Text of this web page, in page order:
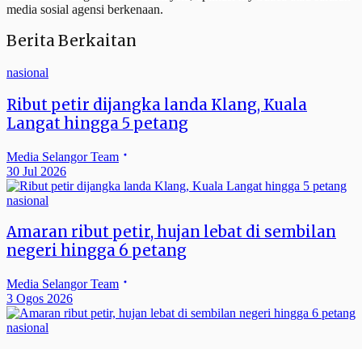
media sosial agensi berkenaan.
Berita Berkaitan
nasional
Ribut petir dijangka landa Klang, Kuala
Langat hingga 5 petang
Media Selangor Team
30 Jul 2026
nasional
Amaran ribut petir, hujan lebat di sembilan
negeri hingga 6 petang
Media Selangor Team
3 Ogos 2026
nasional